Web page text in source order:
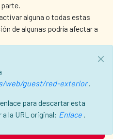
alguna o todas estas
de algunas podría afectar a
consulte nuestra
GUÍA DE NAVEGACIÓN
web/guest/red-exterior.
para descartar esta
la URL original: Enlace .